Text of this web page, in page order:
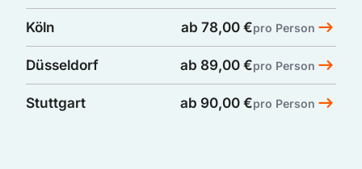
Köln ab 78,00 €pro Person
Düsseldorf ab 89,00 €pro Person
Stuttgart ab 90,00 €pro Person